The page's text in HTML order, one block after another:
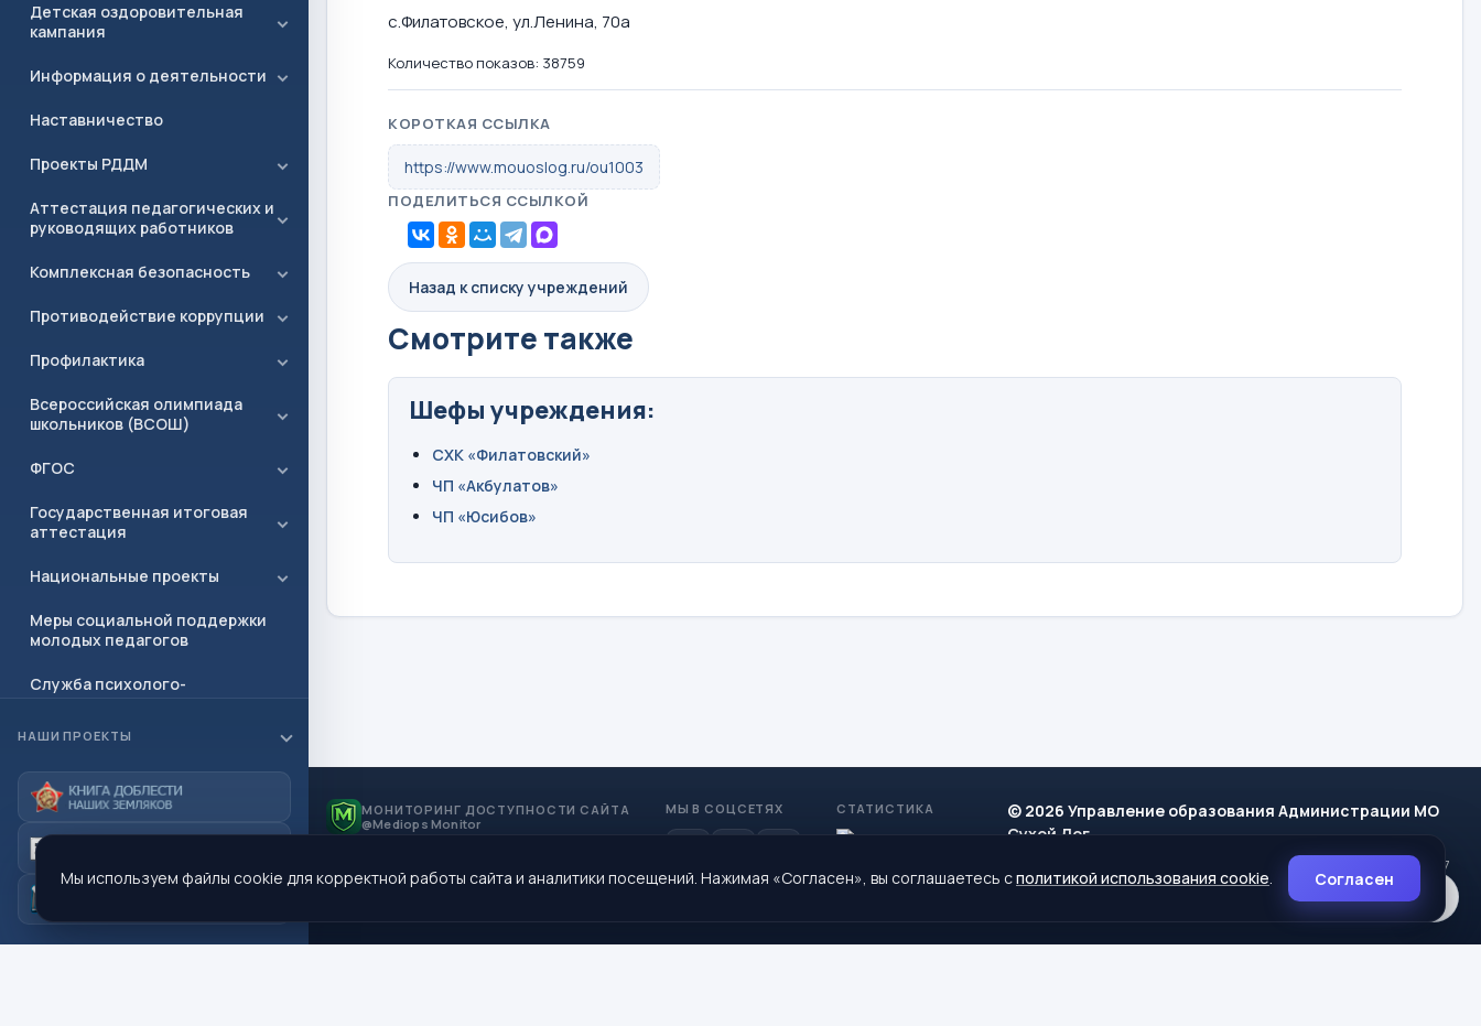
Детская оздоровительная
кампания
Информация о деятельности
Наставничество
Проекты РДДМ
Аттестация педагогических и
руководящих работников
Комплексная безопасность
Противодействие коррупции
Профилактика
Всероссийская олимпиада
школьников (ВСОШ)
ФГОС
Государственная итоговая
аттестация
Национальные проекты
Меры социальной поддержки
молодых педагогов
Служба психолого-
Независимая оценка качества.
(НОК)
Профориентация
Полезные ссылки
Документы
НАШИ ПРОЕКТЫ
с.Филатовское, ул.Ленина, 70а
Количество показов: 38759
КОРОТКАЯ ССЫЛКА
https://www.mouoslog.ru/ou1003
ПОДЕЛИТЬСЯ ССЫЛКОЙ
Назад к списку учреждений
Смотрите также
Шефы учреждения:
СХК «Филатовский»
ЧП «Акбулатов»
ЧП «Юсибов»
МОНИТОРИНГ ДОСТУПНОСТИ САЙТА
@Mediops Monitor
МЫ В СОЦСЕТЯХ СТАТИСТИКА
© 2026 Управление образования Администрации МО
Сухой Лог
624800, Свердловская область, г. Сухой Лог, ул. Кирова, дом 7
Политика cookie
Мы используем файлы cookie для корректной работы сайта и аналитики посещений. Нажимая «Согласен», вы соглашаетесь сполитикой использования cookie. Согласен